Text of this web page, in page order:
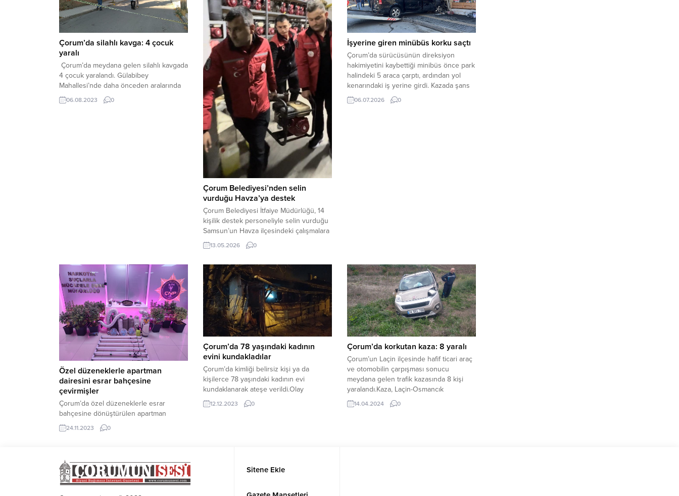
Çorum’da silahlı kavga: 4 çocuk
yaralı
Çorum’da meydana gelen silahlı kavgada
4 çocuk yaralandı. Gülabibey
Mahallesi’nde daha önceden aralarında
husumet bulunan B.K. (19), F.İ. ve F.T
konuşmak için Yenidoğan 2. Sokak’ta
06.08.2023 0
Çorum Belediyesi’nden selin
vurduğu Havza’ya destek
Çorum Belediyesi İtfaiye Müdürlüğü, 14
kişilik destek personeliyle selin vurduğu
Samsun’un Havza ilçesindeki çalışmalara
destek vermek için yola çıktı.Samsun’un
Havza ilçesinde etkili olan selin ardından,
Aşgın’ın talimatıyla bölgeye 14 kişilik
İtfaiye Müdürlüğü personelleri sevk
edildi. Ekipler, çok sayıda su pompası ve
jeneratörle bölgedeki yaraları...
13.05.2026 0
İşyerine giren minübüs korku saçtı
Çorum’da sürücüsünün direksiyon
hakimiyetini kaybettiği minibüs önce park
halindeki 5 araca çarptı, ardından yol
kenarındaki iş yerine girdi. Kazada şans
eseri yaralanan olmadı.Kaza, Kunduzhan
Mahallesi Farabi Caddesi’nde meydana
06.07.2026 0
Özel düzeneklerle apartman
dairesini esrar bahçesine
çevirmişler
Çorum’da özel düzeneklerle esrar
bahçesine dönüştürülen apartman
dairesine narko timler baskın
düzenledi.Edinilen bilgilere göre, bir
Mahallesi’nde bir apartman dairesinde
kenevir yetiştirildiği bilgisine ulaştı. Bir
süre apartmanı takibe alan narkotimler
alınan arama kararının ardından ikamete
24.11.2023 0
Çorum’da 78 yaşındaki kadının
evini kundakladılar
Çorum’da kimliği belirsiz kişi ya da
kişilerce 78 yaşındaki kadının evi
kundaklanarak ateşe verildi.Olay
Bahçelievler Mahallesi Dumlupınar 58.
Sokak’ta meydana geldi. Edinilen bilgiye
yükselen dumanları gören vatandaşların
ihbarı üzerine olay yerine çok...
12.12.2023 0
Çorum’da korkutan kaza: 8 yaralı
Çorum’un Laçin ilçesinde hafif ticari araç
ve otomobilin çarpışması sonucu
meydana gelen trafik kazasında 8 kişi
yaralandı.Kaza, Laçin-Osmancık
karayolunda meydana geldi. Edinilen
bilgilere göre, Osmancık’tan Çorum
14.04.2024 0
Sitene Ekle